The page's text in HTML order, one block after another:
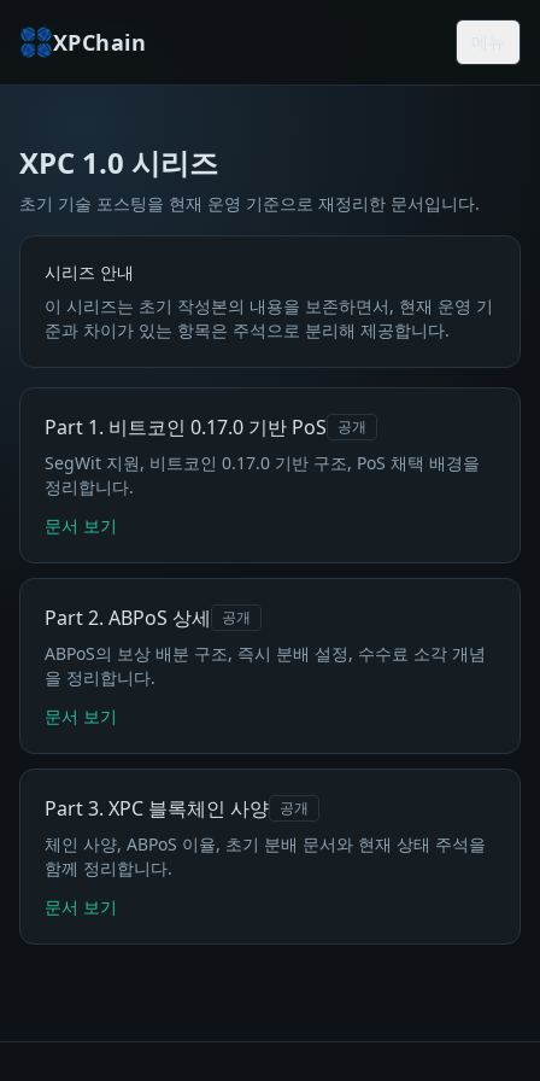
XPChain
XPC 1.0 시리즈
XPC 1.0 시리즈
초기 기술 포스팅을 현재 운영 기준으로 재정리한 문서입니다.
시리즈 안내
이 시리즈는 초기 작성본의 내용을 보존하면서, 현재 운영 기
준과 차이가 있는 항목은 주석으로 분리해 제공합니다.
Part 1. 비트코인 0.17.0 기반 PoS 공개
SegWit 지원, 비트코인 0.17.0 기반 구조, PoS 채택 배경을
정리합니다.
문서 보기
Part 2. ABPoS 상세 공개
ABPoS의 보상 배분 구조, 즉시 분배 설정, 수수료 소각 개념
을 정리합니다.
문서 보기
Part 3. XPC 블록체인 사양 공개
체인 사양, ABPoS 이율, 초기 분배 문서와 현재 상태 주석을
함께 정리합니다.
문서 보기